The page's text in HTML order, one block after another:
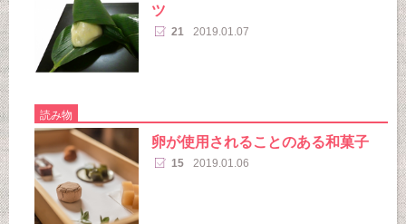
ツ
21 2019.01.07
読み物
卵が使用されることのある和菓子
15 2019.01.06